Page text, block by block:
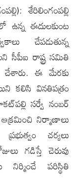
శేరిలింగంపల్లి
ఈదులకుంట
చేపడుతున్న
సీపీఐ రాష్ట్ర సమితి
చేశారు. ఈ మేరకు
కలిసి వినతిపత్రం
సర్వే నంబర్
నిర్మాణాలు
చర్యలు
గడిస్తే చెరువు
నిర్మించే పరిస్థితి